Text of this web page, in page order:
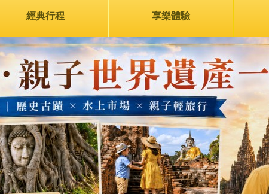
經典行程 享樂體驗